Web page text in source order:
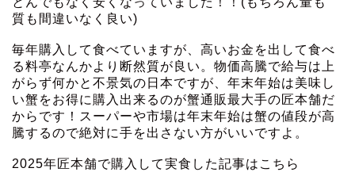
質も間違いなく良い)
毎年購入して食べていますが、高いお金を出して食べ
る料亭なんかより断然質が良い。物価高騰で給与は上
がらず何かと不景気の日本ですが、年末年始は美味し
い蟹をお得に購入出来るのが蟹通販最大手の匠本舗だ
からです！スーパーや市場は年末年始は蟹の値段が高
騰するので絶対に手を出さない方がいいですよ。
2025年匠本舗で購入して実食した記事はこちら